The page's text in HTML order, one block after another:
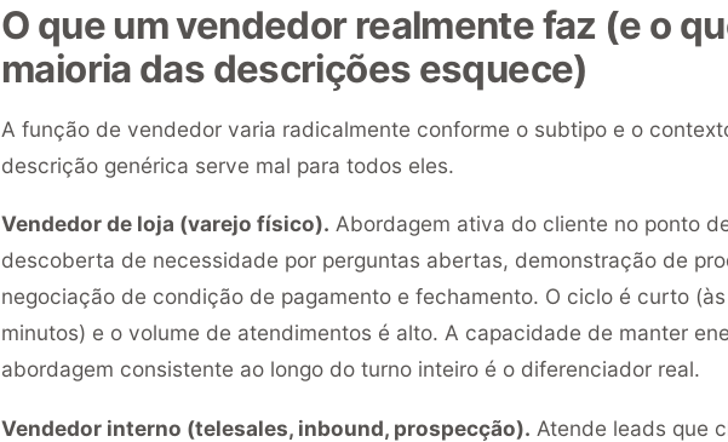
O que um vendedor realmente faz (e o
maioria das descrições esquece)
A função de vendedor varia radicalmente conforme o subtipo e o
descrição genérica serve mal para todos eles.
Vendedor de loja (varejo físico). Abordagem ativa do cliente no ponto
descoberta de necessidade por perguntas abertas, demonstração de
negociação de condição de pagamento e fechamento. O ciclo é curto
minutos) e o volume de atendimentos é alto. A capacidade de manter
abordagem consistente ao longo do turno inteiro é o diferenciador real.
Vendedor interno (telesales, inbound, prospecção). Atende leads que